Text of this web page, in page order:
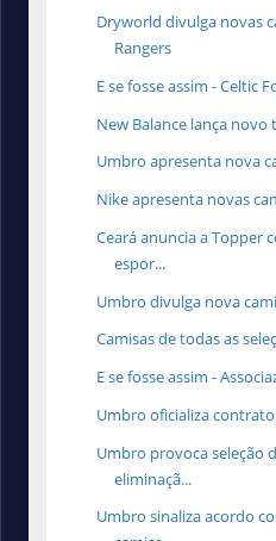
Dryworld divulga novas
Rangers
E se fosse assim - Celtic
New Balance lança
Umbro apresenta nova
Nike apresenta novas
Ceará anuncia a Topper
espor...
Umbro divulga nova
Camisas de todas as
E se fosse assim -
Umbro oficializa
Umbro provoca seleção
eliminaçã...
Umbro sinaliza acordo